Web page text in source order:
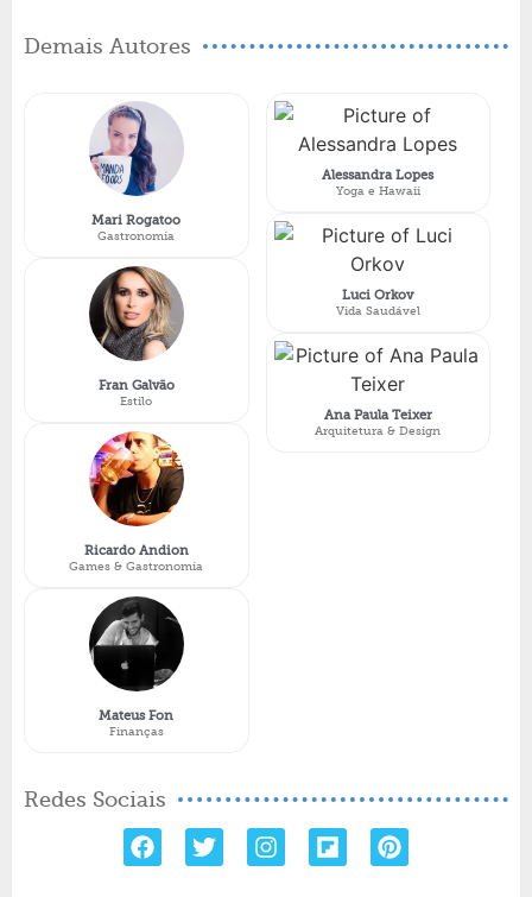
Demais Autores
Mari Rogatoo
Gastronomia
Fran Galvão
Estilo
Ricardo Andion
Games & Gastronomia
Mateus Fon
Finanças
Alessandra Lopes
Yoga e Hawaii
Luci Orkov
Vida Saudável
Ana Paula Teixer
Arquitetura & Design
Redes Sociais